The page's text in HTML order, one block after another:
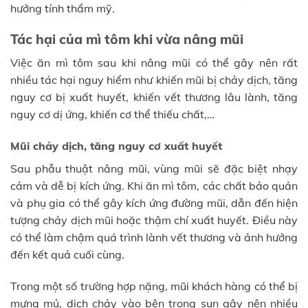
hưởng tính thẩm mỹ.
Tác hại của mì tôm khi vừa nâng mũi
Việc ăn mì tôm sau khi nâng mũi có thể gây nên rất
nhiều tác hại nguy hiểm như khiến mũi bị chảy dịch, tăng
nguy cơ bị xuất huyết, khiến vết thương lâu lành, tăng
nguy cơ dị ứng, khiến cơ thể thiếu chất,…
Mũi chảy dịch, tăng nguy cơ xuất huyết
Sau phẫu thuật nâng mũi, vùng mũi sẽ đặc biệt nhạy
cảm và dễ bị kích ứng. Khi ăn mì tôm, các chất bảo quản
và phụ gia có thể gây kích ứng đường mũi, dẫn đến hiện
tượng chảy dịch mũi hoặc thậm chí xuất huyết. Điều này
có thể làm chậm quá trình lành vết thương và ảnh hưởng
đến kết quả cuối cùng.
Trong một số trường hợp nặng, mũi khách hàng có thể bị
mưng mủ, dịch chảy vào bên trong sụn gây nên nhiều